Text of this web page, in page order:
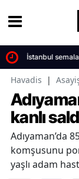
İstanbul
Havadis |
kanlı
Adıyaman’da
komşusunu
yaşlı adam